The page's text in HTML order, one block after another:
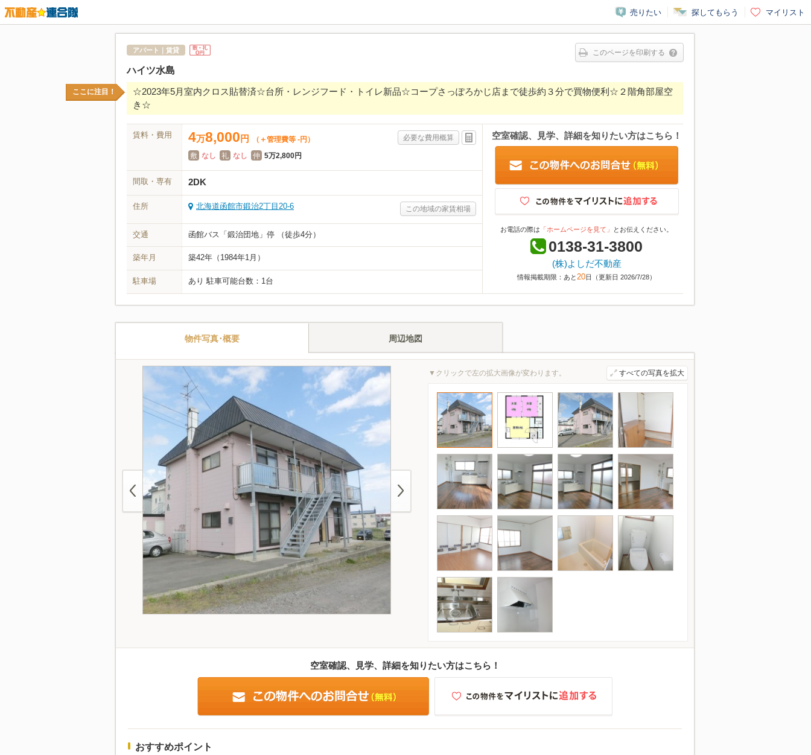
売りたい 探してもらう マイリスト
アパート｜賃貸 このページを印刷する
ハイツ水島
ここに注目！
☆2023年5月室内クロス貼替済☆台所・レンジフード・トイレ新品☆コープさっぽろかじ店まで徒歩約３分で買物便利☆２階角部屋空
き☆
賃料・費用 必要な費用概算
4万8,000 円
（＋管理費等 -円）
敷 なし 礼 なし 仲 5万2,800円
間取・専有 2DK
住所 この地域の家賃相場
北海道函館市鍛治2丁目20-6
交通 函館バス「鍛治団地」停 （徒歩4分）
築年月 築42年 （1984年1月）
駐車場 あり 駐車可能台数：1台
空室確認、見学、詳細を知りたい方はこちら！
お電話の際は 「ホームページを見て」 とお伝えください。
0138-31-3800
(株)よしだ不動産
情報掲載期限：あと20日（更新日 2026/7/28）
物件写真･概要 周辺地図
▼クリックで左の拡大画像が変わります。 すべての写真を拡大
空室確認、見学、詳細を知りたい方はこちら！
おすすめポイント